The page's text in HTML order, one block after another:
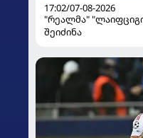
17:02/07-08-2026
"რეალმა"
შეიძინა